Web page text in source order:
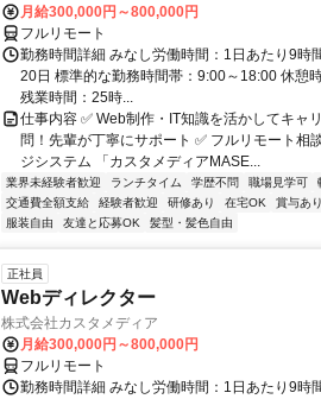
月給300,000円～800,000円
フルリモート
勤務時間詳細 みなし労働時間：1日あたり9時
20日 標準的な勤務時間帯：9:00～18:00 休憩
残業時間：25時...
仕事内容 ✅ Web制作・IT知識を活かしてキャ
問！先輩が丁寧にサポート ✅ フルリモート相
ジシステム 「カスタメディアMASE...
業界未経験者歓迎 ランチタイム 学歴不問 職場見学可
交通費全額支給
経験者歓迎 研修あり 在宅OK 賞与あり
服装自由
友達と応募OK 髪型・髪色自由
正社員
Webディレクター
株式会社カスタメディア
月給300,000円～800,000円
フルリモート
勤務時間詳細 みなし労働時間：1日あたり9時